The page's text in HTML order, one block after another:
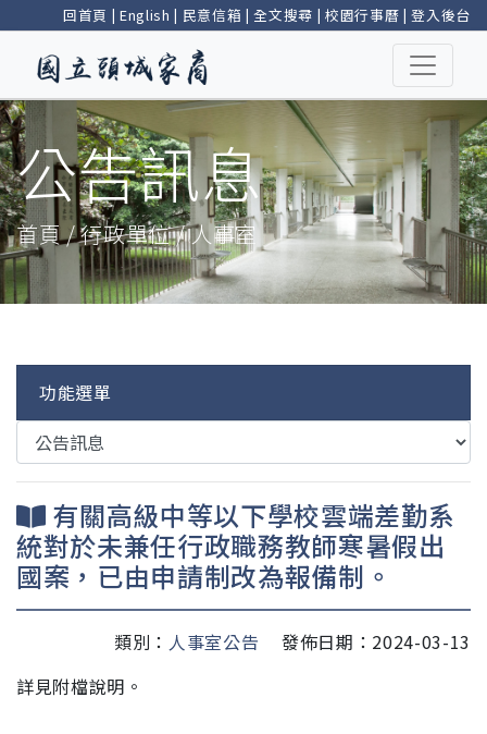
回首頁 | English | 民意信箱 |全文搜尋 | 校園行事曆 |登入後台
公告訊息
首頁 / 行政單位 / 人事室
功能選單
有關高級中等以下學校雲端差勤系
統對於未兼任行政職務教師寒暑假出
國案，已由申請制改為報備制。
類別： 人事室公告
發佈日期：2024-03-13
詳見附檔說明。